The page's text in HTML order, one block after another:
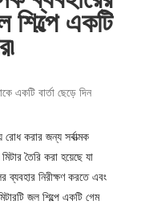
একটি
একটি বার্তা ছেড়ে দিন
করার জন্য সর্বাত্মক
তৈরি করা হয়েছে যা
নিরীক্ষণ করতে এবং
জল শিল্পে একটি গেম